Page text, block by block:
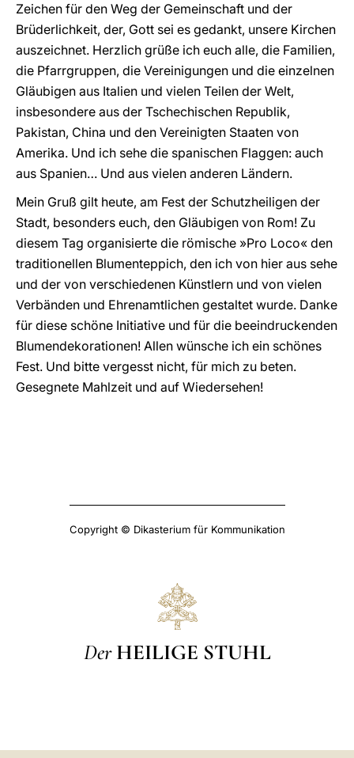
Zeichen für den Weg der Gemeinschaft und der
Brüderlichkeit, der, Gott sei es gedankt, unsere Kirchen
auszeichnet. Herzlich grüße ich euch alle, die Familien,
die Pfarrgruppen, die Vereinigungen und die einzelnen
Gläubigen aus Italien und vielen Teilen der Welt,
insbesondere aus der Tschechischen Republik,
Pakistan, China und den Vereinigten Staaten von
Amerika. Und ich sehe die spanischen Flaggen: auch
aus Spanien… Und aus vielen anderen Ländern.
Mein Gruß gilt heute, am Fest der Schutzheiligen der
Stadt, besonders euch, den Gläubigen von Rom! Zu
diesem Tag organisierte die römische »Pro Loco« den
traditionellen Blumenteppich, den ich von hier aus sehe
und der von verschiedenen Künstlern und von vielen
Verbänden und Ehrenamtlichen gestaltet wurde. Danke
für diese schöne Initiative und für die beeindruckenden
Blumendekorationen! Allen wünsche ich ein schönes
Fest. Und bitte vergesst nicht, für mich zu beten.
Gesegnete Mahlzeit und auf Wiedersehen!
Copyright © Dikasterium für Kommunikation
Der HEILIGE STUHL